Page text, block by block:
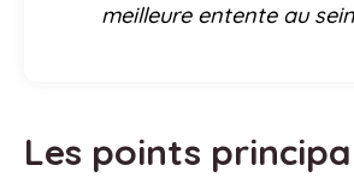
meilleure entente au
Les points